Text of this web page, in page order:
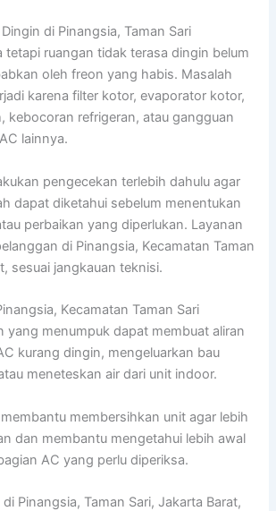
di Pinangsia, Taman Sari
tetapi ruangan tidak terasa dingin belum
oleh freon yang habis. Masalah
karena filter kotor, evaporator kotor,
kebocoran refrigeran, atau gangguan
lainnya.
pengecekan terlebih dahulu agar
dapat diketahui sebelum menentukan
perbaikan yang diperlukan. Layanan
di Pinangsia, Kecamatan Taman
sesuai jangkauan teknisi.
Kecamatan Taman Sari
yang menumpuk dapat membuat aliran
kurang dingin, mengeluarkan bau
meneteskan air dari unit indoor.
membersihkan unit agar lebih
dan membantu mengetahui lebih awal
AC yang perlu diperiksa.
Pinangsia, Taman Sari, Jakarta Barat,